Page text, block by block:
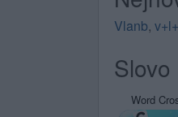
Vlanb,
Word